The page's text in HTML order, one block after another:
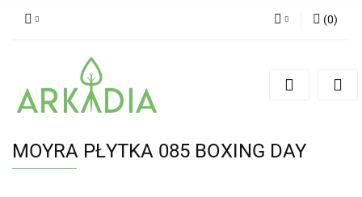
(0)
MOYRA PŁYTKA 085 BOXING DAY